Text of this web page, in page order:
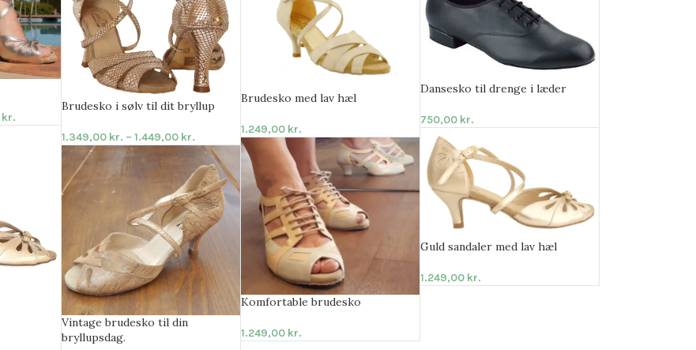
kr.
Brudesko i sølv til dit bryllup
1.349,00 kr. – 1.449,00 kr.
Brudesko med lav hæl
1.249,00 kr.
Dansesko til drenge i læder
750,00 kr.
Guld sandaler med lav hæl
1.249,00 kr.
Komfortable brudesko
1.249,00 kr.
Vintage brudesko til din
bryllupsdag.